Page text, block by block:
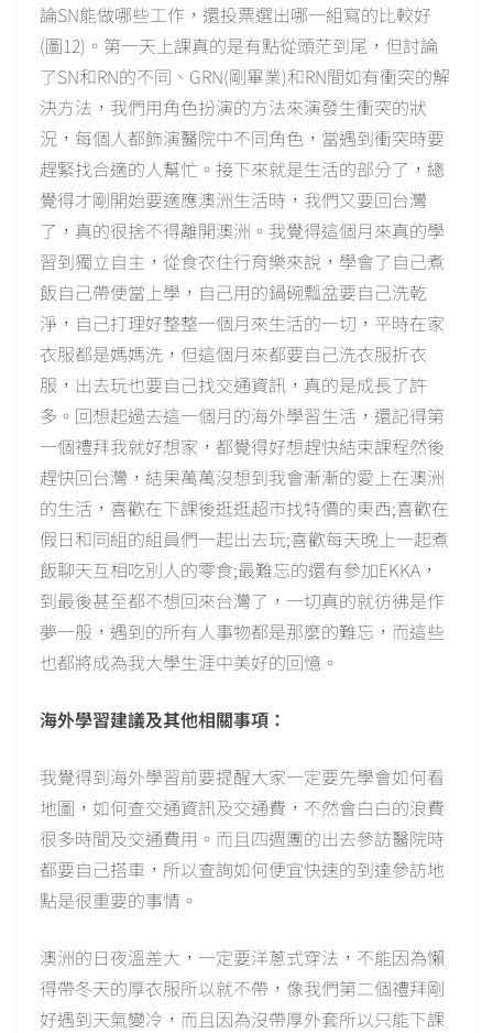
論SN能做哪些工作，還投票選出哪一組寫的比較好
(圖12)。第一天上課真的是有點從頭茫到尾，但討論
了SN和RN的不同、GRN(剛畢業)和RN間如有衝突的解
決方法，我們用角色扮演的方法來演發生衝突的狀
況，每個人都飾演醫院中不同角色，當遇到衝突時要
趕緊找合適的人幫忙。接下來就是生活的部分了，總
覺得才剛開始要適應澳洲生活時，我們又要回台灣
了，真的很捨不得離開澳洲。我覺得這個月來真的學
習到獨立自主，從食衣住行育樂來說，學會了自己煮
飯自己帶便當上學，自己用的鍋碗瓢盆要自己洗乾
淨，自己打理好整整一個月來生活的一切，平時在家
衣服都是媽媽洗，但這個月來都要自己洗衣服折衣
服，出去玩也要自己找交通資訊，真的是成長了許
多。回想起過去這一個月的海外學習生活，還記得第
一個禮拜我就好想家，都覺得好想趕快結束課程然後
趕快回台灣，結果萬萬沒想到我會漸漸的愛上在澳洲
的生活，喜歡在下課後逛逛超市找特價的東西;喜歡在
假日和同組的組員們一起出去玩;喜歡每天晚上一起煮
飯聊天互相吃別人的零食;最難忘的還有參加EKKA，
到最後甚至都不想回來台灣了，一切真的就彷彿是作
夢一般，遇到的所有人事物都是那麼的難忘，而這些
也都將成為我大學生涯中美好的回憶。
海外學習建議及其他相關事項：
我覺得到海外學習前要提醒大家一定要先學會如何看
地圖，如何查交通資訊及交通費，不然會白白的浪費
很多時間及交通費用。而且四週團的出去參訪醫院時
都要自己搭車，所以查詢如何便宜快速的到達參訪地
點是很重要的事情。
澳洲的日夜溫差大，一定要洋蔥式穿法，不能因為懶
得帶冬天的厚衣服所以就不帶，像我們第二個禮拜剛
好遇到天氣變冷，而且因為沒帶厚外套所以只能下課